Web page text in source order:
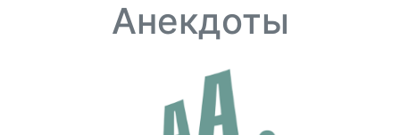
Анекдоты